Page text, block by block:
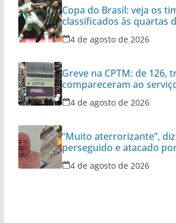
Copa do Brasil: veja os
classificados às quartas
4 de agosto de 2026
Greve na CPTM: de 126,
compareceram ao
4 de agosto de 2026
“Muito aterrorizante”,
perseguido e atacado
4 de agosto de 2026